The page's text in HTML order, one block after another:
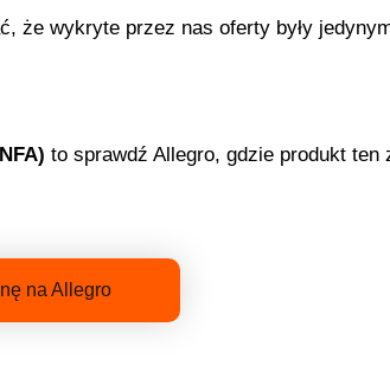
że wykryte przez nas oferty były
to sprawdź Allegro, gdzie produkt
na Allegro